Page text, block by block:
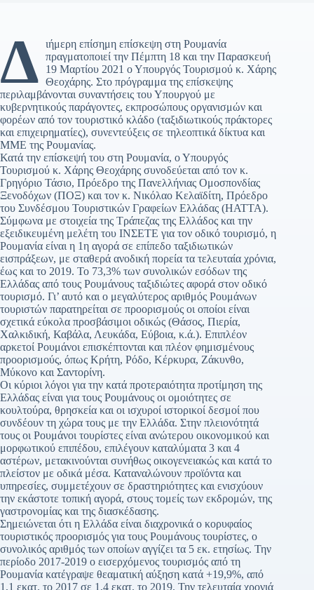
Δ ιήμερη επίσημη επίσκεψη στη Ρουμανία
πραγματοποιεί την Πέμπτη 18 και την Παρασκευή
19 Μαρτίου 2021 ο Υπουργός Τουρισμού κ. Χάρης
Θεοχάρης. Στο πρόγραμμα της επίσκεψης
περιλαμβάνονται συναντήσεις του Υπουργού με
κυβερνητικούς παράγοντες, εκπροσώπους οργανισμών και
φορέων από τον τουριστικό κλάδο (ταξιδιωτικούς πράκτορες
και επιχειρηματίες), συνεντεύξεις σε τηλεοπτικά δίκτυα και
ΜΜΕ της Ρουμανίας.
Κατά την επίσκεψή του στη Ρουμανία, ο Υπουργός
Τουρισμού κ. Χάρης Θεοχάρης συνοδεύεται από τον κ.
Γρηγόριο Τάσιο, Πρόεδρο της Πανελλήνιας Ομοσπονδίας
Ξενοδόχων (ΠΟΞ) και τον κ. Νικόλαο Κελαϊδίτη, Πρόεδρο
του Συνδέσμου Τουριστικών Γραφείων Ελλάδας (HATTA).
Σύμφωνα με στοιχεία της Τράπεζας της Ελλάδος και την
εξειδικευμένη μελέτη του ΙΝΣΕΤΕ για τον οδικό τουρισμό, η
Ρουμανία είναι η 1η αγορά σε επίπεδο ταξιδιωτικών
εισπράξεων, με σταθερά ανοδική πορεία τα τελευταία χρόνια,
έως και το 2019. Το 73,3% των συνολικών εσόδων της
Ελλάδας από τους Ρουμάνους ταξιδιώτες αφορά στον οδικό
τουρισμό. Γι’ αυτό και ο μεγαλύτερος αριθμός Ρουμάνων
τουριστών παρατηρείται σε προορισμούς οι οποίοι είναι
σχετικά εύκολα προσβάσιμοι οδικώς (Θάσος, Πιερία,
Χαλκιδική, Καβάλα, Λευκάδα, Εύβοια, κ.ά.). Επιπλέον
αρκετοί Ρουμάνοι επισκέπτονται και πλέον φημισμένους
προορισμούς, όπως Κρήτη, Ρόδο, Κέρκυρα, Ζάκυνθο,
Μύκονο και Σαντορίνη.
Οι κύριοι λόγοι για την κατά προτεραιότητα προτίμηση της
Ελλάδας είναι για τους Ρουμάνους οι ομοιότητες σε
κουλτούρα, θρησκεία και οι ισχυροί ιστορικοί δεσμοί που
συνδέουν τη χώρα τους με την Ελλάδα. Στην πλειονότητά
τους οι Ρουμάνοι τουρίστες είναι ανώτερου οικονομικού και
μορφωτικού επιπέδου, επιλέγουν καταλύματα 3 και 4
αστέρων, μετακινούνται συνήθως οικογενειακώς και κατά το
πλείστον με οδικά μέσα. Καταναλώνουν προϊόντα και
υπηρεσίες, συμμετέχουν σε δραστηριότητες και ενισχύουν
την εκάστοτε τοπική αγορά, στους τομείς των εκδρομών, της
γαστρονομίας και της διασκέδασης.
Σημειώνεται ότι η Ελλάδα είναι διαχρονικά ο κορυφαίος
τουριστικός προορισμός για τους Ρουμάνους τουρίστες, ο
συνολικός αριθμός των οποίων αγγίζει τα 5 εκ. ετησίως. Την
περίοδο 2017-2019 ο εισερχόμενος τουρισμός από τη
Ρουμανία κατέγραψε θεαματική αύξηση κατά +19,9%, από
1,1 εκατ. το 2017 σε 1,4 εκατ. το 2019. Την τελευταία χρονιά